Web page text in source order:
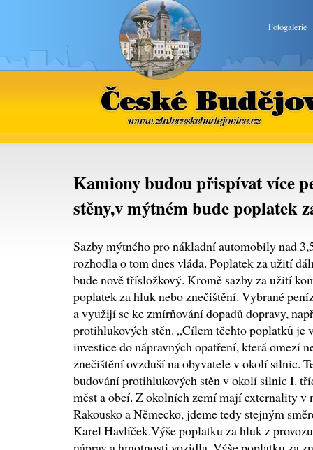
Fotogalerie
České Budějovice
www.zlateceskebudejovice.cz
Kamiony budou přispívat více
stěny,v mýtném bude poplatek
Sazby mýtného pro nákladní automobily nad
rozhodla o tom dnes vláda. Poplatek za užití
bude nově třísložkový. Kromě sazby za užití
poplatek za hluk nebo znečištění. Vybrané
a využijí se ke zmírňování dopadů dopravy,
protihlukových stěn. „Cílem těchto poplatků je
investice do nápravných opatření, která omezí
znečištění ovzduší na obyvatele v okolí silnic.
budování protihlukových stěn v okolí silnic I.
měst a obcí. Z okolních zemí mají externality v
Rakousko a Německo, jdeme tedy stejným
Karel Havlíček.Výše poplatku za hluk z